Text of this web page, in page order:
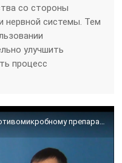
со стороны
нервной системы. Тем
улучшить
процесс